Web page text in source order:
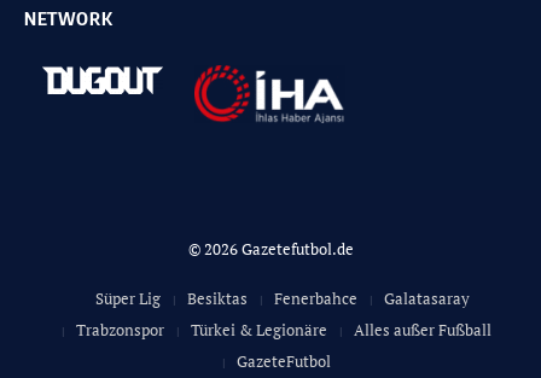
NETWORK
© 2026 Gazetefutbol.de
Süper Lig Besiktas Fenerbahce
Galatasaray
Trabzonspor
Türkei & Legionäre
Alles außer Fußball
GazeteFutbol